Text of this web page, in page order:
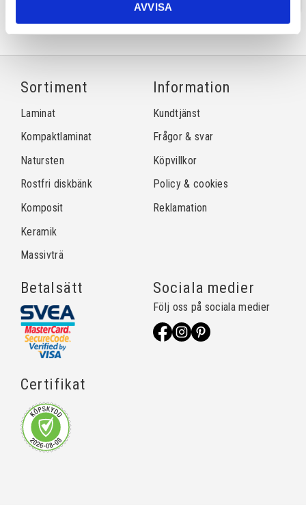
AVVISA
Sortiment
Laminat
Kompaktlaminat
Natursten
Rostfri diskbänk
Komposit
Keramik
Massivträ
Information
Kundtjänst
Frågor & svar
Köpvillkor
Policy & cookies
Reklamation
Betalsätt
Certifikat
Sociala medier
Följ oss på sociala medier